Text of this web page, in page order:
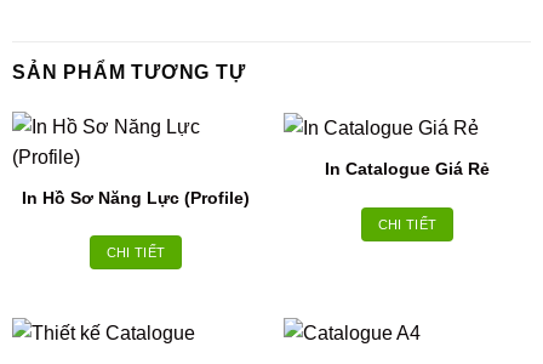
SẢN PHẨM TƯƠNG TỰ
In Hồ Sơ Năng Lực (Profile)
CHI TIẾT
In Catalogue Giá Rẻ
CHI TIẾT